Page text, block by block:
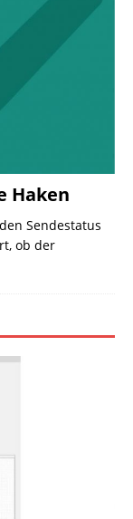
Haken
Sendestatus
ob der